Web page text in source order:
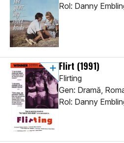
Rol: Danny
Flirt (1991)
Flirting
Gen: Dramă,
Rol: Danny